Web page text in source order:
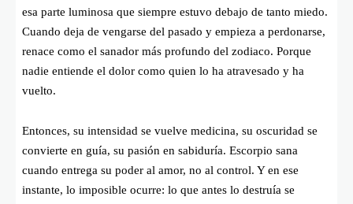
esa parte luminosa que siempre estuvo debajo de tanto miedo.
Cuando deja de vengarse del pasado y empieza a perdonarse,
renace como el sanador más profundo del zodiaco. Porque
nadie entiende el dolor como quien lo ha atravesado y ha
vuelto.
Entonces, su intensidad se vuelve medicina, su oscuridad se
convierte en guía, su pasión en sabiduría. Escorpio sana
cuando entrega su poder al amor, no al control. Y en ese
instante, lo imposible ocurre: lo que antes lo destruía se